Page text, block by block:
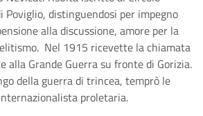
Poviglio, distinguendosi per impegno
alla discussione, amore per la
Nel 1915 ricevette la chiamata
alla Grande Guerra su fronte di Gorizia.
della guerra di trincea, temprò le
proletaria.